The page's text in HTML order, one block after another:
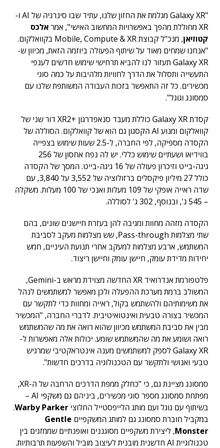
"Galaxy XR מגלמת את החזון שלנו, עתיד שבו סינרגיה של AI ו-
XR מחוללת מהפך באפשרויות המחשוב האישי", אמר
אלכס
קטוזיאן
, מנכ"ל קבוצת Mobile, Compute & XR בקוואלקום.
"אנחנו שמחים מאוד על שיתוף הפעולה ביוזמה הזאת, מכיוון ש-
Galaxy XR תעזור לנו להביא תרחישי שימוש חדשים לענפי
התעשייה ותסלול את הדרך לחוויות מלהיבות על כמה סוגי
מכשירים. כל זה התאפשר בזכות העבודה המשותפת שלנו עם
סמסונג וגוגל".
קסדת Galaxy XR כוללת מעבד סנאפדרגון +XR2 דור שני של
קוואלקום ומנוע AI הקסגון גם הוא של קוואלקום. הסוללה של
הקסדה מספיקה, לפי החברה, ל-2.5 שעות שימוש בצפייה
בווידיאו ושעתיים שימוש כללי. יש לה נפח אחסון של 256
גיגה-בייט וזיכרון פעולה של 16 גיגה-בייט. המסך של הקסדה
כולל 27 מיליון פיקסלים ברזולוציה של 3,552 על 3,840, עם
שדה ראייה אופקי של 109 מעלות ואנכי של 100 מעלות. משקלה
– 545 ג', ובנוסף, 302 ג' לסוללה.
הקסדה מזהה מחוות ומגיבה להן בעזרת חיישנים שונים, בהם
שתי מצלמות Pass-through, שש מצלמות מעקב לסביבת
המשתמש, ארבע מצלמות למעקב אחרי תנועת העיניים, חמש
יחידות מדידת עומק, חיישן עומק וחיישן ריצוד.
פלטפורמת אנדרואיד XR החדשה מצוידת מראש ב-Gemini,
המשולב ברמת מערכת ההפעלה ולכן מאפשר למשתמשים לנהל
את משימותיהם ולהשתמש בקול, ראייה ומחוות כדי לתקשר עם
המכשיר בצורה טבעית ואינטואיטיבית. לדברי החברה, "המכשיר
מבין את סביבת המשתמש מכיוון שהוא רואה את מה שהמשתמש
רואה ושומע את מה שהמשתמש שומע. יכולות אלה מאפשרות ל-
Galaxy XR לספק למשתמשים מענה אינטראקטיבי שמרגיש
טבעי ואנושי ולתקשר עם הטכנולוגיה בדרכים חדשות".
סמסונג מציינת גם, כי "כחלק ממפת הדרכים הרחבה של ה-XR,
מפתחת סמסונג מספר סוגי מכשירים, ביניהם גם משקפי AI –
בשיתוף עם גוגל ועם מותג הלייפסטייל החלוצי Warby Parker
.
במקביל חוברת סמסונג גם למותג המשקפיים Gentle
Monster, ליצירת משקפיים מסוגננים ואופנתיים שממזגים בין
טכנולוגיית AI חדשנית מובנית לעיצוב מוביל והשפעות תרבותיות.